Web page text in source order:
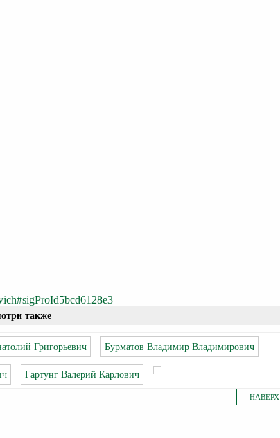
также
Григорьевич Бурматов Владимир Владимирович
Гартунг Валерий Карлович
НАВЕРХ